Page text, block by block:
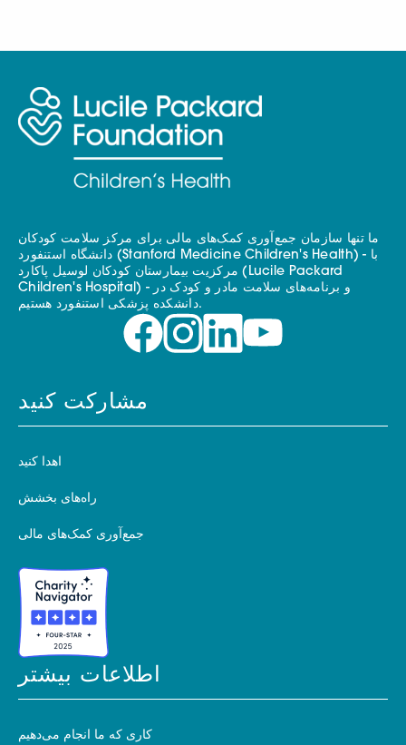
ما تنها سازمان جمع‌آوری کمک‌های مالی برای مرکز سلامت کودکان
دانشگاه استنفورد (Stanford Medicine Children's Health) - با
مرکزیت بیمارستان کودکان لوسیل پاکارد (Lucile Packard
Children's Hospital) - و برنامه‌های سلامت مادر و کودک در
دانشکده پزشکی استنفورد هستیم.
مشارکت کنید
اهدا کنید
راه‌های بخشش
جمع‌آوری کمک‌های مالی
اطلاعات بیشتر
کاری که ما انجام می‌دهیم